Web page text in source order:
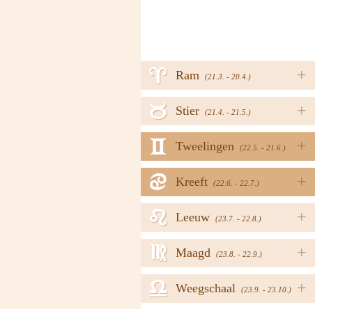
+
Ram (21.3. - 20.4.)
a
+
Stier (21.4. - 21.5.)
b
+
Tweelingen (22.5. - 21.6.)
c
+
Kreeft (22.6. - 22.7.)
d
+
Leeuw (23.7. - 22.8.)
e
+
Maagd (23.8. - 22.9.)
f
+
Weegschaal (23.9. - 23.10.)
g